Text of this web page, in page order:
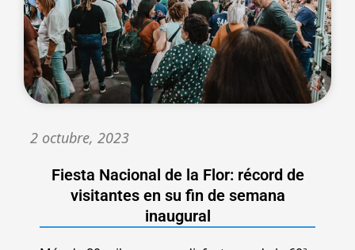
2 octubre, 2023
Fiesta Nacional de la Flor: récord de
visitantes en su fin de semana
inaugural